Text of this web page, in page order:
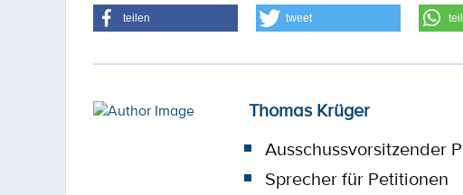
teilen tweet
Thomas Krüger
Ausschussvorsitzender
Sprecher für Petitionen